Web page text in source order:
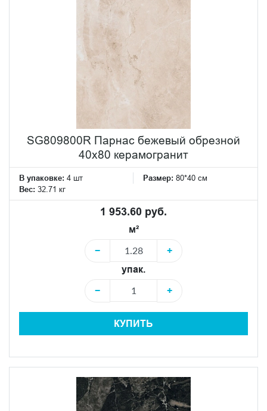
SG809800R Парнас бежевый обрезной
40x80 керамогранит
В упаковке: 4 шт Размер: 80*40 см
Вес: 32.71 кг
1 953.60 руб.
м²
−
+
упак.
−
+
КУПИТЬ